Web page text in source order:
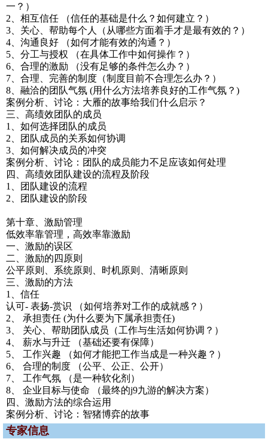
一？）
2、相互信任 （信任的基础是什么？如何建立？）
3、关心、帮助每个人（从哪些方面着手才是最有效的？）
4、沟通良好 （如何才能有效的沟通？）
5、分工与授权 （在具体工作中如何操作？）
6、合理的激励 （没有足够的条件怎么办？）
7、合理、完善的制度（制度目前不合理怎么办？）
8、融洽的团队气氛 (用什么方法培养良好的工作气氛？)
案例分析、讨论：大雁的故事给我们什么启示？
三、高绩效团队的成员
1、如何选择团队的成员
2、团队成员的关系如何协调
3、如何解决成员的冲突
案例分析、讨论：团队的成员能力不足应该如何处理
四、高绩效团队建设的流程及阶段
1、团队建设的流程
2、团队建设的阶段
第十章、激励管理
低效率靠管理，高效率靠激励
一、激励的误区
二、激励的四原则
公平原则、系统原则、时机原则、清晰原则
三、激励的方法
1、信任
认可- 表扬-赏识 （如何培养对工作的成就感？）
2、 承担责任 (为什么要为下属承担责任)
3、 关心、帮助团队成员（工作与生活如何协调？）
4、 薪水与升迁 （基础还要有保障）
5、 工作兴趣 （如何才能把工作当成是一种兴趣？）
6、 合理的制度 （公平、公正、公开）
7、 工作气氛 （是一种软化剂）
8、 企业目标与使命 （最终的j9九游的解决方案）
四、激励方法的综合运用
案例分析、讨论：智猪博弈的故事
专家信息